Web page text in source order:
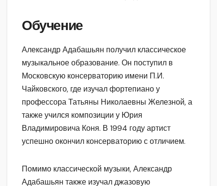
Обучение
Александр Адабашьян получил классическое
музыкальное образование. Он поступил в
Московскую консерваторию имени П.И.
Чайковского, где изучал фортепиано у
профессора Татьяны Николаевны Железной, а
также учился композиции у Юрия
Владимировича Коня. В 1994 году артист
успешно окончил консерваторию с отличием.
Помимо классической музыки, Александр
Адабашьян также изучал джазовую